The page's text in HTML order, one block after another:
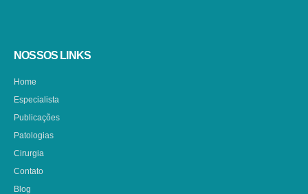
NOSSOS LINKS
Home
Especialista
Publicações
Patologias
Cirurgia
Contato
Blog